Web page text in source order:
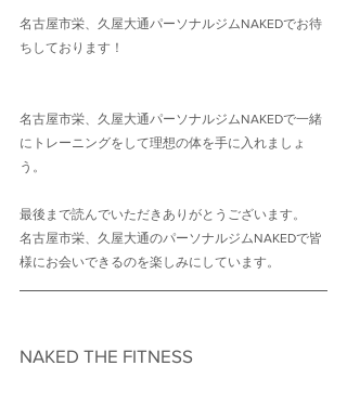
名古屋市栄、久屋大通パーソナルジムNAKEDでお待
ちしております！
名古屋市栄、久屋大通パーソナルジムNAKEDで一緒
にトレーニングをして理想の体を手に入れましょ
う。
最後まで読んでいただきありがとうございます。
名古屋市栄、久屋大通のパーソナルジムNAKEDで皆
様にお会いできるのを楽しみにしています。
NAKED THE FITNESS